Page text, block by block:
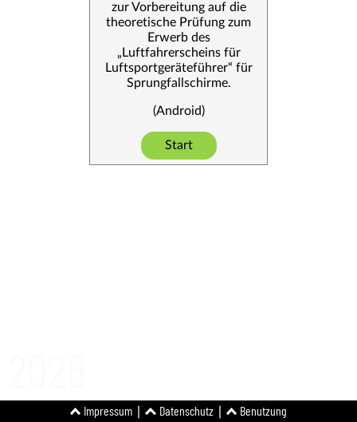
zur Vorbereitung auf die
theoretische Prüfung zum
Erwerb des
„Luftfahrerscheins für
Luftsportgeräteführer“ für
Sprungfallschirme.
(Android)
Start
Impressum ∣ Datenschutz∣ Benutzung